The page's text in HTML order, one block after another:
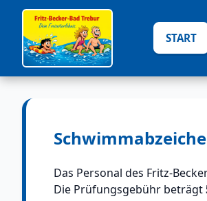
START
Das Personal des Fritz-
Die Prüfungsgebühr beträgt